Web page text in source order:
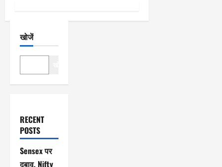
खोजें
RECENT
POSTS
Sensex पर
दबाव, Nifty